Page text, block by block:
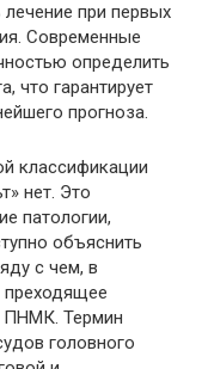
при первых
Современные
определить
что гарантирует
прогноза.
классификации
нет. Это
патологии,
объяснить
с чем, в
преходящее
ПНМК. Термин
головного